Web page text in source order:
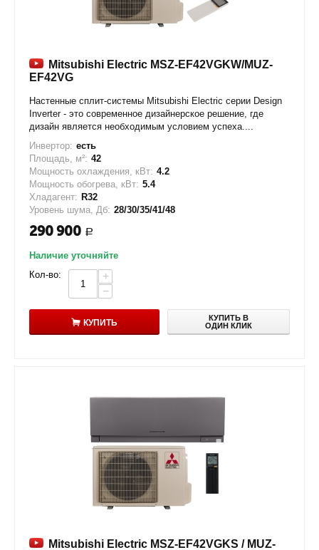
Mitsubishi Electric MSZ-EF42VGKW/MUZ-
EF42VG
Настенные сплит-системы Mitsubishi Electric серии Design
Inverter - это современное дизайнерское решение, где
дизайн является необходимым условием успеха....
Инвертор: есть
Площадь, м²: 42
Мощность охлаждения, кВт: 4.2
Мощность обогрева, кВт: 5.4
Хладагент: R32
Уровень шума, Дб: 28/30/35/41/48
290 900 Р
Наличие уточняйте
Кол-во:
+
−
КУПИТЬ
КУПИТЬ В
ОДИН КЛИК
Mitsubishi Electric MSZ-EF42VGKS / MUZ-